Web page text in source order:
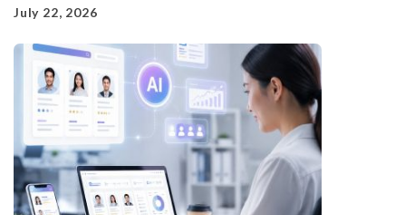
July 22, 2026